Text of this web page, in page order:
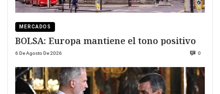
MERCADOS
BOLSA: Europa mantiene el tono positivo
6 De Agosto De 2026 0